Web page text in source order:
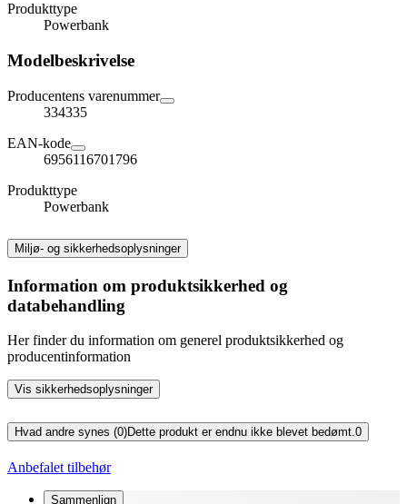
Produkttype
Powerbank
Modelbeskrivelse
Producentens varenummer
334335
EAN-kode
6956116701796
Produkttype
Powerbank
Miljø- og sikkerhedsoplysninger
Information om produktsikkerhed og
databehandling
Her finder du information om generel produktsikkerhed og
producentinformation
Vis sikkerhedsoplysninger
Hvad andre synes (0)Dette produkt er endnu ikke blevet bedømt.0
Anbefalet tilbehør
Sammenlign